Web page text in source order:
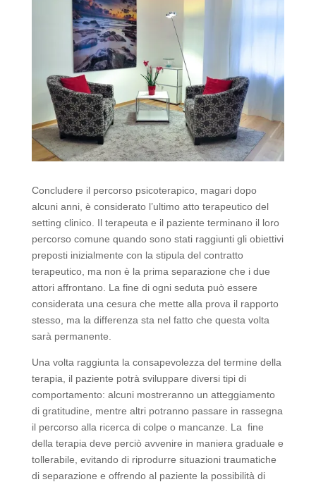
Concludere il percorso psicoterapico, magari dopo
alcuni anni, è considerato l’ultimo atto terapeutico del
setting clinico. Il terapeuta e il paziente terminano il loro
percorso comune quando sono stati raggiunti gli obiettivi
preposti inizialmente con la stipula del contratto
terapeutico, ma non è la prima separazione che i due
attori affrontano. La fine di ogni seduta può essere
considerata una cesura che mette alla prova il rapporto
stesso, ma la differenza sta nel fatto che questa volta
sarà permanente.
Una volta raggiunta la consapevolezza del termine della
terapia, il paziente potrà sviluppare diversi tipi di
comportamento: alcuni mostreranno un atteggiamento
di gratitudine, mentre altri potranno passare in rassegna
il percorso alla ricerca di colpe o mancanze. La fine
della terapia deve perciò avvenire in maniera graduale e
tollerabile, evitando di riprodurre situazioni traumatiche
di separazione e offrendo al paziente la possibilità di